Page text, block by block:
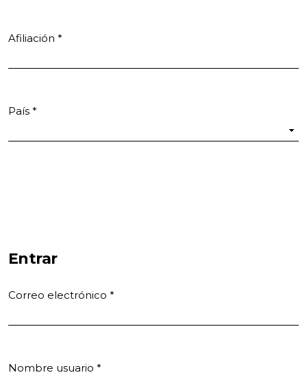
Afiliación *
País *
Entrar
Correo electrónico *
Nombre usuario *